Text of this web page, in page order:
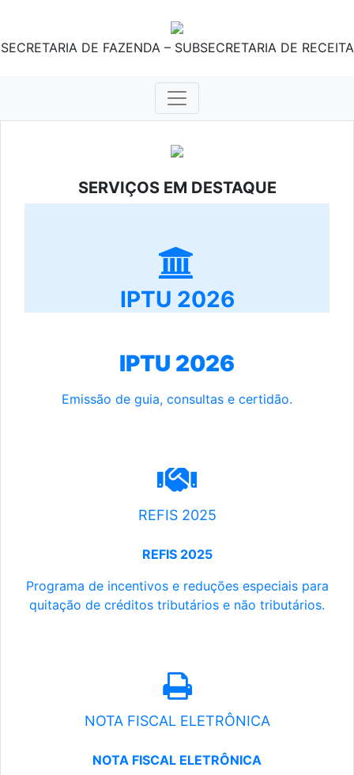
SECRETARIA DE FAZENDA – SUBSECRETARIA DE RECEITA
SERVIÇOS EM DESTAQUE
IPTU 2026
IPTU 2026
Emissão de guia, consultas e certidão.
REFIS 2025
REFIS 2025
Programa de incentivos e reduções especiais para
quitação de créditos tributários e não tributários.
NOTA FISCAL ELETRÔNICA
NOTA FISCAL ELETRÔNICA